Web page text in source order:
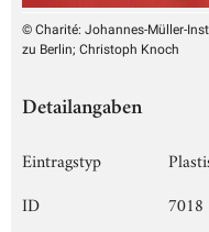
© Charité: Johannes-Müller-
zu Berlin; Christoph Knoch
Detailangaben
Eintragstyp
ID
7018